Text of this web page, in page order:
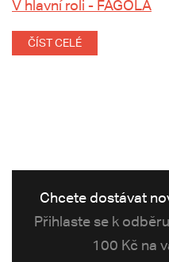
V hlavní roli - FAGOLA
ČÍST CELÉ
Chcete dostávat
Přihlaste se k
100 Kč na